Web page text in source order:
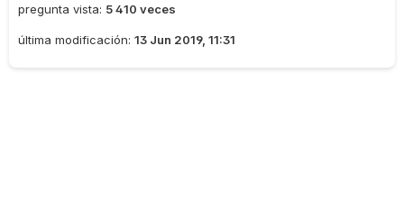
pregunta vista: 5 410 veces
última modificación: 13 Jun 2019, 11:31